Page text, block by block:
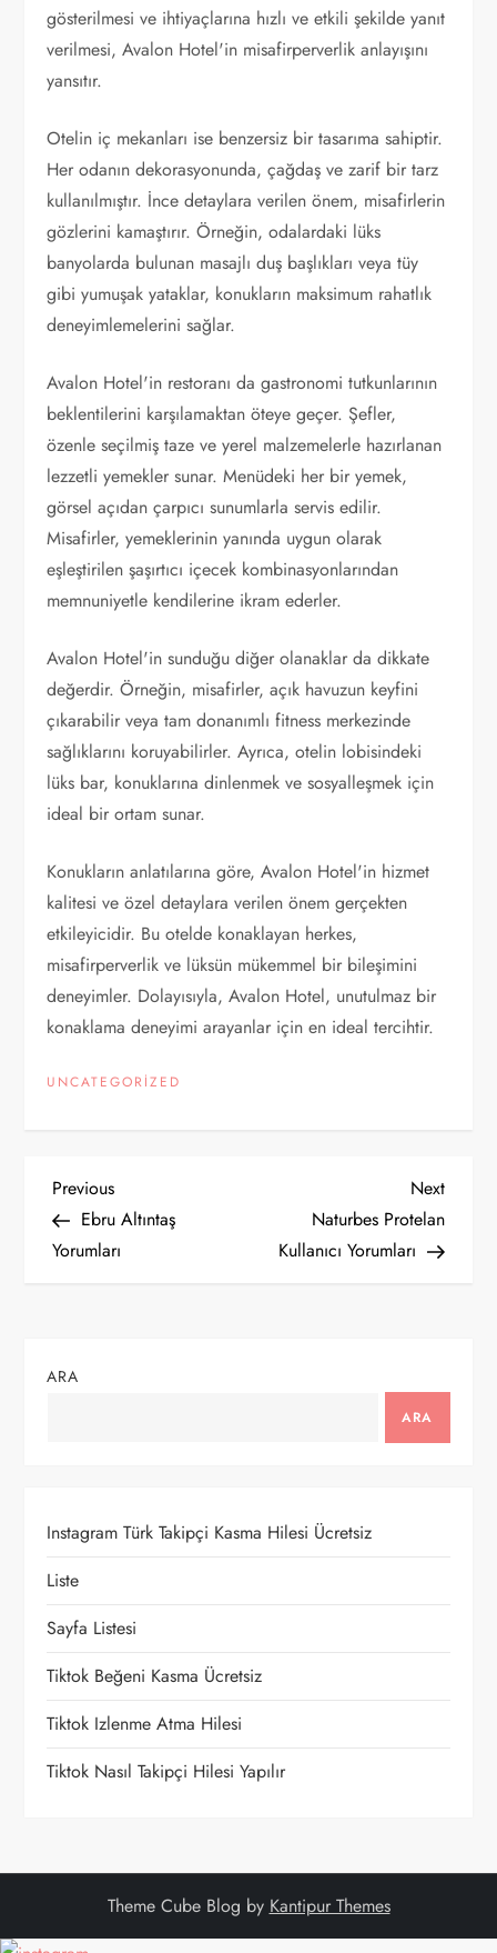
gösterilmesi ve ihtiyaçlarına hızlı ve etkili şekilde yanıt
verilmesi, Avalon Hotel'in misafirperverlik anlayışını
yansıtır.
Otelin iç mekanları ise benzersiz bir tasarıma sahiptir.
Her odanın dekorasyonunda, çağdaş ve zarif bir tarz
kullanılmıştır. İnce detaylara verilen önem, misafirlerin
gözlerini kamaştırır. Örneğin, odalardaki lüks
banyolarda bulunan masajlı duş başlıkları veya tüy
gibi yumuşak yataklar, konukların maksimum rahatlık
deneyimlemelerini sağlar.
Avalon Hotel'in restoranı da gastronomi tutkunlarının
beklentilerini karşılamaktan öteye geçer. Şefler,
özenle seçilmiş taze ve yerel malzemelerle hazırlanan
lezzetli yemekler sunar. Menüdeki her bir yemek,
görsel açıdan çarpıcı sunumlarla servis edilir.
Misafirler, yemeklerinin yanında uygun olarak
eşleştirilen şaşırtıcı içecek kombinasyonlarından
memnuniyetle kendilerine ikram ederler.
Avalon Hotel'in sunduğu diğer olanaklar da dikkate
değerdir. Örneğin, misafirler, açık havuzun keyfini
çıkarabilir veya tam donanımlı fitness merkezinde
sağlıklarını koruyabilirler. Ayrıca, otelin lobisindeki
lüks bar, konuklarına dinlenmek ve sosyalleşmek için
ideal bir ortam sunar.
Konukların anlatılarına göre, Avalon Hotel'in hizmet
kalitesi ve özel detaylara verilen önem gerçekten
etkileyicidir. Bu otelde konaklayan herkes,
misafirperverlik ve lüksün mükemmel bir bileşimini
deneyimler. Dolayısıyla, Avalon Hotel, unutulmaz bir
konaklama deneyimi arayanlar için en ideal tercihtir.
UNCATEGORIZED
Y
a
i
n
m
e
s
Previous
Post
Previous
Ebru Altıntaş
Yorumları
Next
Post
Next
Naturbes Protelan
Kullanıcı Yorumları
ARA
ARA
Instagram Türk Takipçi Kasma Hilesi Ücretsiz
Liste
Sayfa Listesi
Tiktok Beğeni Kasma Ücretsiz
Tiktok Izlenme Atma Hilesi
Tiktok Nasıl Takipçi Hilesi Yapılır
Theme Cube Blog by Kantipur Themes